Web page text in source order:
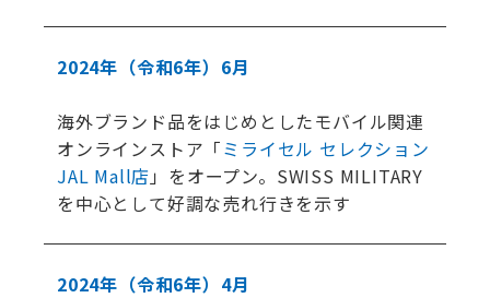
2024年 （令和6年） 6月
海外ブランド品をはじめとしたモバイル関連
オンラインストア「ミライセル セレクション
JAL Mall店 」をオープン。SWISS MILITARY
を中心として好調な売れ行きを示す
2024年 （令和6年） 4月